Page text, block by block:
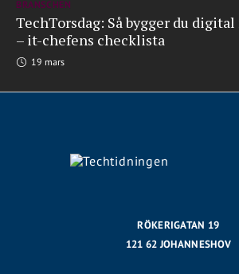
BRANSCHEN
TechTorsdag: Så bygger du
– it-chefens checklista
19 mars
RÖKERIGATAN 19
121 62 JOHANNESHOV